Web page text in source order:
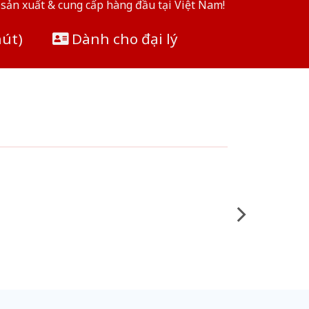
xuất & cung cấp hàng đầu tại Việt Nam!
Dành cho đại lý